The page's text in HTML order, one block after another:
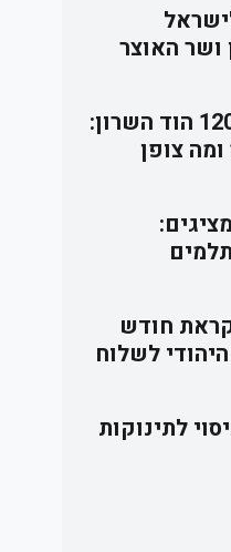
ושר האוצר
השמיטה
פרויקט הר 1202 הוד השרון:
צופן
הגנה
חודש
לשלוח
לתפילה
לתינוקות